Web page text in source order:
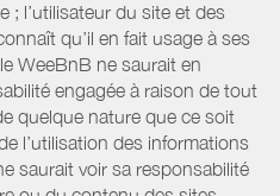
; l’utilisateur du site et des
qu’il en fait usage à ses
WeeBnB ne saurait en
engagée à raison de tout
quelque nature que ce soit
l’utilisation des informations
saurait voir sa responsabilité